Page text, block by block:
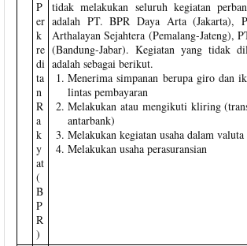
P
er
k
re
di
ta
n
R
a
k
y
at
(
B
P
R
)
tidak melakukan seluruh kegiatan
adalah PT. BPR Daya Arta (Jakarta),
Arthalayan Sejahtera (Pemalang-Jateng),
(Bandung-Jabar). Kegiatan yang tidak
adalah sebagai berikut.
Menerima simpanan berupa giro dan
lintas pembayaran
Melakukan atau mengikuti kliring
antarbank)
Melakukan kegiatan usaha dalam valuta
Melakukan usaha perasuransian